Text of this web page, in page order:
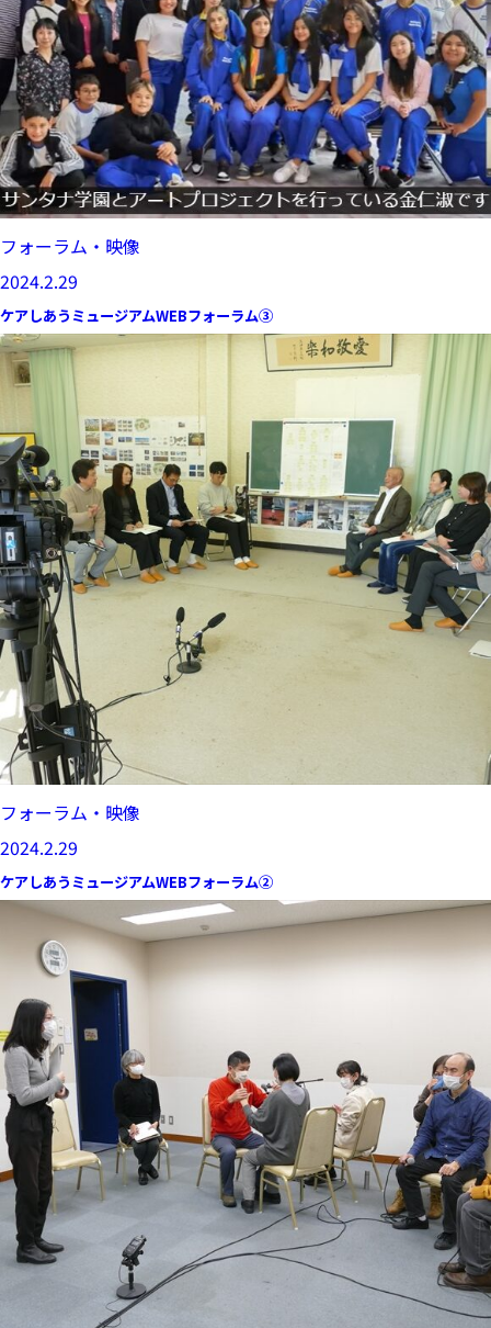
フォーラム・映像
2024.2.29
ケアしあうミュージアムWEBフォーラム③
フォーラム・映像
2024.2.29
ケアしあうミュージアムWEBフォーラム②